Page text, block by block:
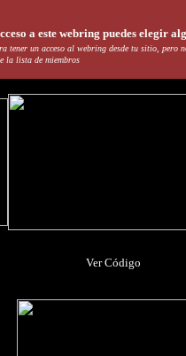
a este webring puedes elegir
tener un acceso al webring desde tu sitio, pero
la lista de miembros
Ver Código